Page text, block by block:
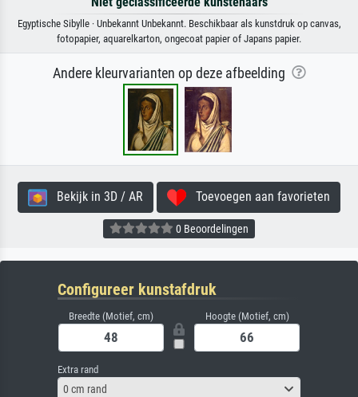
Egyptische Sibylle · Unbekannt Unbekannt. Beschikbaar als kunstdruk op canvas,
fotopapier, aquarelkarton, ongecoat papier of Japans papier.
Andere kleurvarianten op deze afbeelding
Bekijk in 3D / AR Toevoegen aan favorieten
0 Beoordelingen
Configureer kunstafdruk
Breedte (Motief, cm) Hoogte (Motief, cm)
Extra rand
0 cm rand